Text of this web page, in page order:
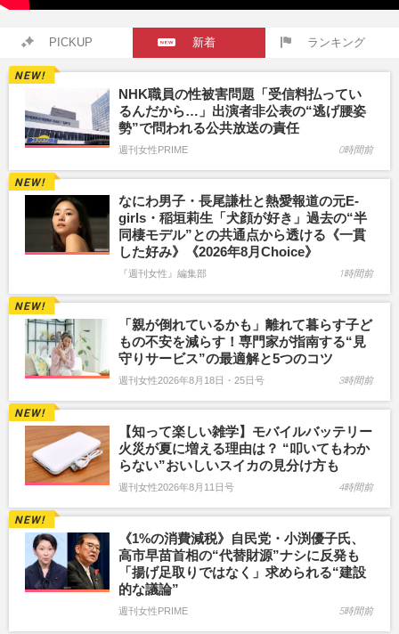
PICKUP 新着 ランキング
NHK職員の性被害問題「受信料払ってい
るんだから…」出演者非公表の“逃げ腰姿
勢”で問われる公共放送の責任
週刊女性PRIME 0時間前
なにわ男子・長尾謙杜と熱愛報道の元E-
girls・稲垣莉生「犬顔が好き」過去の“半
同棲モデル”との共通点から透ける《一貫
した好み》《2026年8月Choice》
『週刊女性』編集部 1時間前
「親が倒れているかも」離れて暮らす子ど
もの不安を減らす！専門家が指南する“見
守りサービス”の最適解と5つのコツ
週刊女性2026年8月18日・25日号 3時間前
【知って楽しい雑学】モバイルバッテリー
火災が夏に増える理由は？ “叩いてもわか
らない”おいしいスイカの見分け方も
週刊女性2026年8月11日号 4時間前
《1%の消費減税》自民党・小渕優子氏、
高市早苗首相の“代替財源”ナシに反発も
「揚げ足取りではなく」求められる“建設
的な議論”
週刊女性PRIME 5時間前